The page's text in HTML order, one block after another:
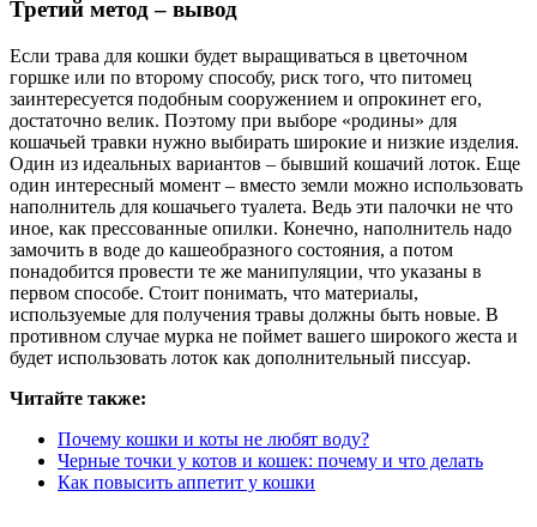
Третий метод – вывод
Если трава для кошки будет выращиваться в цветочном
горшке или по второму способу, риск того, что питомец
заинтересуется подобным сооружением и опрокинет его,
достаточно велик. Поэтому при выборе «родины» для
кошачьей травки нужно выбирать широкие и низкие изделия.
Один из идеальных вариантов – бывший кошачий лоток. Еще
один интересный момент – вместо земли можно использовать
наполнитель для кошачьего туалета. Ведь эти палочки не что
иное, как прессованные опилки. Конечно, наполнитель надо
замочить в воде до кашеобразного состояния, а потом
понадобится провести те же манипуляции, что указаны в
первом способе. Стоит понимать, что материалы,
используемые для получения травы должны быть новые. В
противном случае мурка не поймет вашего широкого жеста и
будет использовать лоток как дополнительный писсуар.
Читайте также:
Почему кошки и коты не любят воду?
Черные точки у котов и кошек: почему и что делать
Как повысить аппетит у кошки